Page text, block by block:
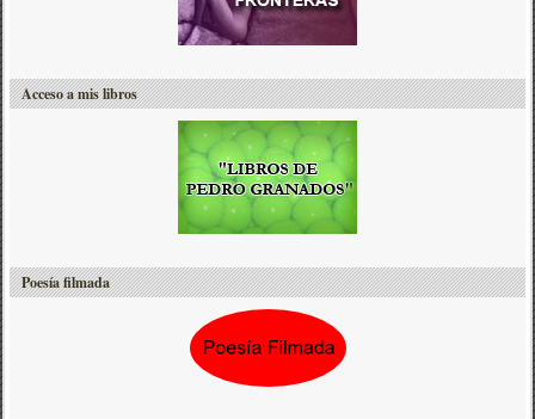
Acceso a mis libros
Poesía filmada